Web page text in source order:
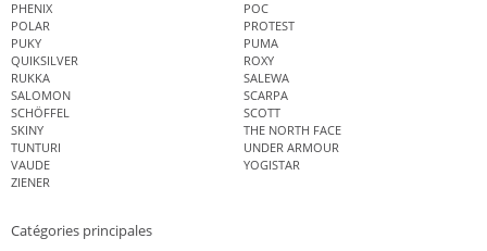
PHENIX
POC
POLAR
PROTEST
PUKY
PUMA
QUIKSILVER
ROXY
RUKKA
SALEWA
SALOMON
SCARPA
SCHÖFFEL
SCOTT
SKINY
THE NORTH FACE
TUNTURI
UNDER ARMOUR
VAUDE
YOGISTAR
ZIENER
Catégories principales